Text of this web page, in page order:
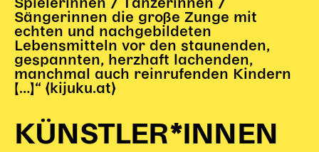
Spielerinnen / Tänzerinnen /
Sängerinnen die große Zunge mit
echten und nachgebildeten
Lebensmitteln vor den staunenden,
gespannten, herzhaft lachenden,
manchmal auch reinrufenden Kindern
[…]“ (kijuku.at)
KÜNSTLER*INNEN